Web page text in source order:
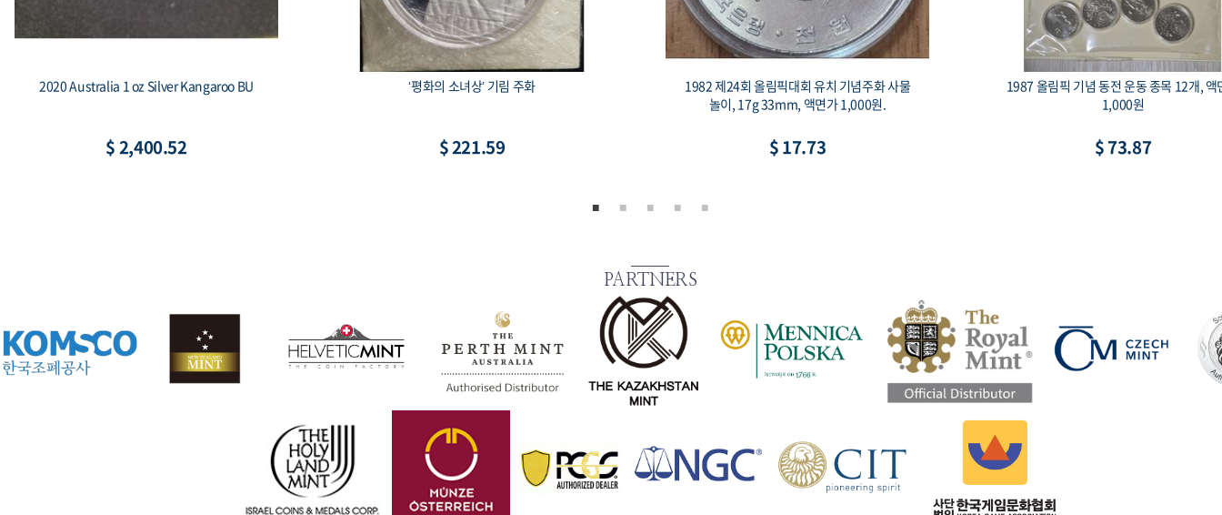
1981 대한민국 제5공화국 출범 기념 주화 봉
$ 22.16
1987 서울올림픽 기념주화 유도 33mm 17g
$ 8.87
1982 제24회 올림픽대회 유치 기념은화 경회
루 프루프, 90% 15g 30mm, 액면가 1만원
$ 73.87
1993 대전 엑스포 기념 황동화, 로케트와
이, 액면가 1,000원
$ 11.08
PARTNERS